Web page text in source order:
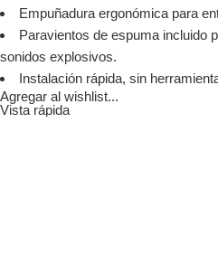
Empuñadura ergonómica para
Paravientos de espuma incluido
sonidos explosivos.
Instalación rápida, sin
Agregar al wishlist...
Vista rápida